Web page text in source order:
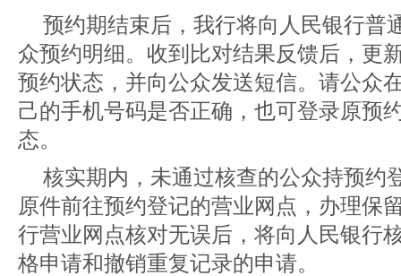
预约期结束后，我行将向人民银行普
众预约明细。收到比对结果反馈后，更
预约状态，并向公众发送短信。请公众
己的手机号码是否正确，也可登录原预
态。
核实期内，未通过核查的公众持预约
原件前往预约登记的营业网点，办理保
行营业网点核对无误后，将向人民银行
格申请和撤销重复记录的申请。